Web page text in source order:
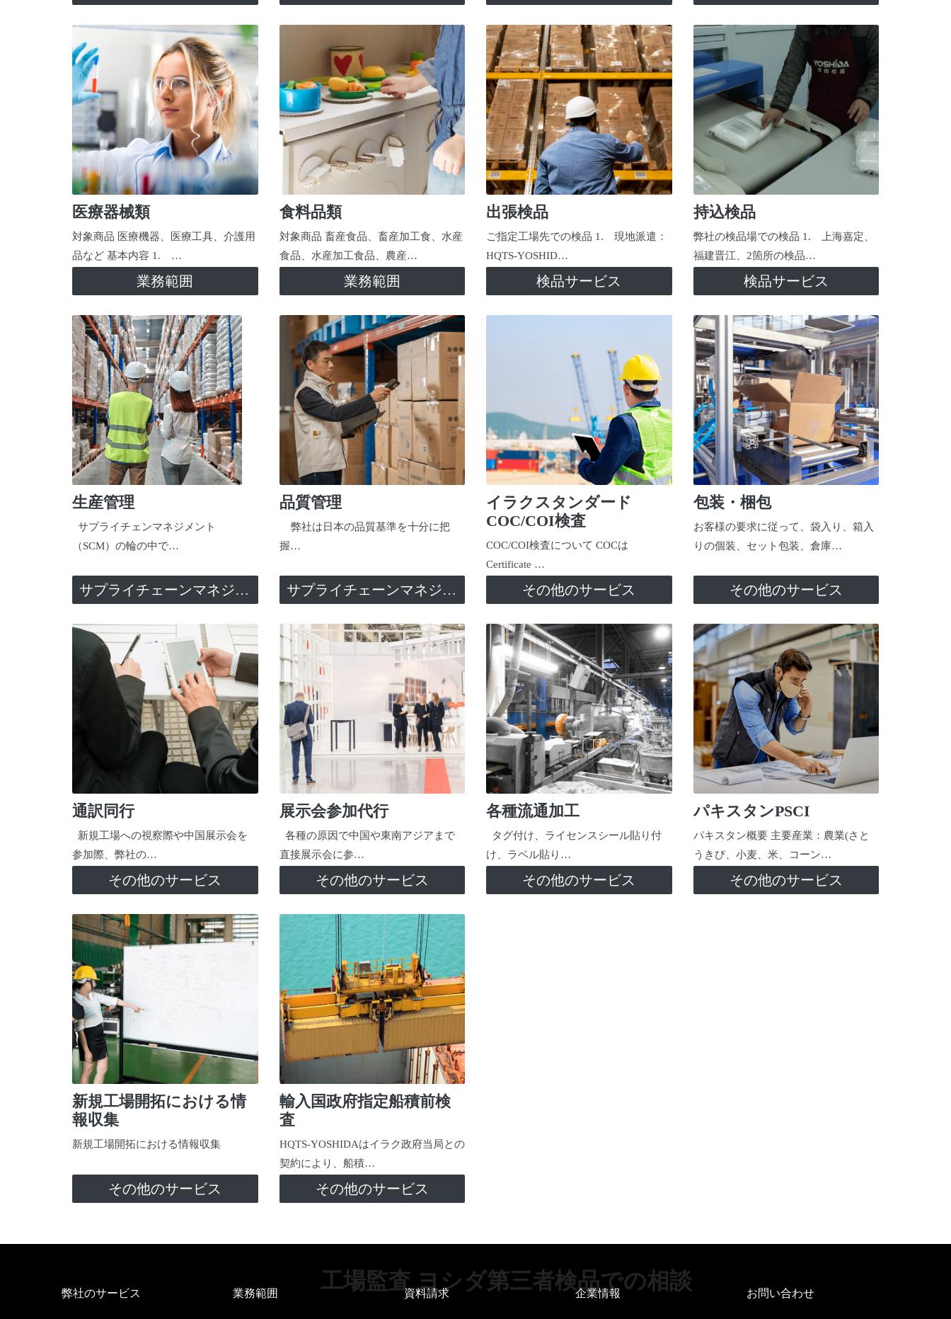
医療器械類
対象商品 医療機器、医療工具、介護用
品など 基本内容 1. …
業務範囲
食料品類
対象商品 畜産食品、畜産加工食、水産
食品、水産加工食品、農産…
業務範囲
出張検品
ご指定工場先での検品 1. 現地派遣：
HQTS-YOSHID…
検品サービス
持込検品
弊社の検品場での検品 1. 上海嘉定、
福建晋江、2箇所の検品…
検品サービス
生産管理
サプライチェンマネジメント
（SCM）の輪の中で…
サプライチェーンマネジメント
品質管理
弊社は日本の品質基準を十分に把
握…
サプライチェーンマネジメント
イラクスタンダード
COC/COI検査
COC/COI検査について COCは
Certificate …
その他のサービス
包装・梱包
お客様の要求に従って、袋入り、箱入
りの個装、セット包装、倉庫…
その他のサービス
通訳同行
新規工場への視察際や中国展示会を
参加際、弊社の…
その他のサービス
展示会参加代行
各種の原因で中国や東南アジアまで
直接展示会に参…
その他のサービス
各種流通加工
タグ付け、ライセンスシール貼り付
け、ラベル貼り…
その他のサービス
パキスタンPSCI
パキスタン概要 主要産業：農業(さと
うきび、小麦、米、コーン…
その他のサービス
新規工場開拓における情
報収集
新規工場開拓における情報収集
その他のサービス
輸入国政府指定船積前検
査
HQTS-YOSHIDAはイラク政府当局との
契約により、船積…
その他のサービス
工場監査 ヨシダ第三者検品での相談
弊社のサービス 業務範囲 資料請求 企業情報 お問い合わせ